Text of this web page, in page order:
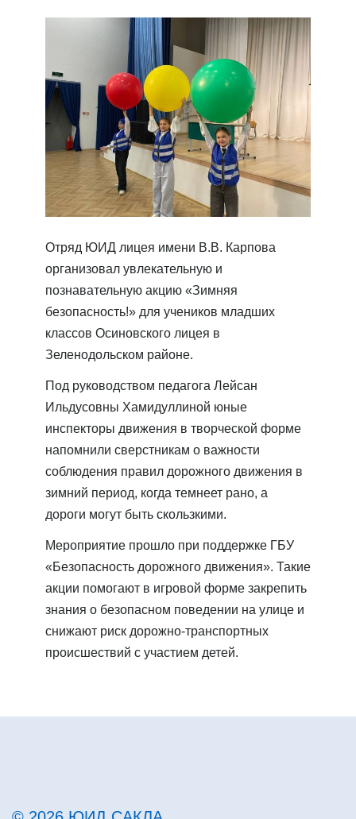
Отряд ЮИД лицея имени В.В. Карпова
организовал увлекательную и
познавательную акцию «Зимняя
безопасность!» для учеников младших
классов Осиновского лицея в
Зеленодольском районе.
Под руководством педагога Лейсан
Ильдусовны Хамидуллиной юные
инспекторы движения в творческой форме
напомнили сверстникам о важности
соблюдения правил дорожного движения в
зимний период, когда темнеет рано, а
дороги могут быть скользкими.
Мероприятие прошло при поддержке ГБУ
«Безопасность дорожного движения». Такие
акции помогают в игровой форме закрепить
знания о безопасном поведении на улице и
снижают риск дорожно-транспортных
происшествий с участием детей.